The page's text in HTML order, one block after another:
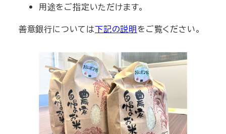
用途をご指定いただけます。
善意銀行については下記の説明をご覧ください。